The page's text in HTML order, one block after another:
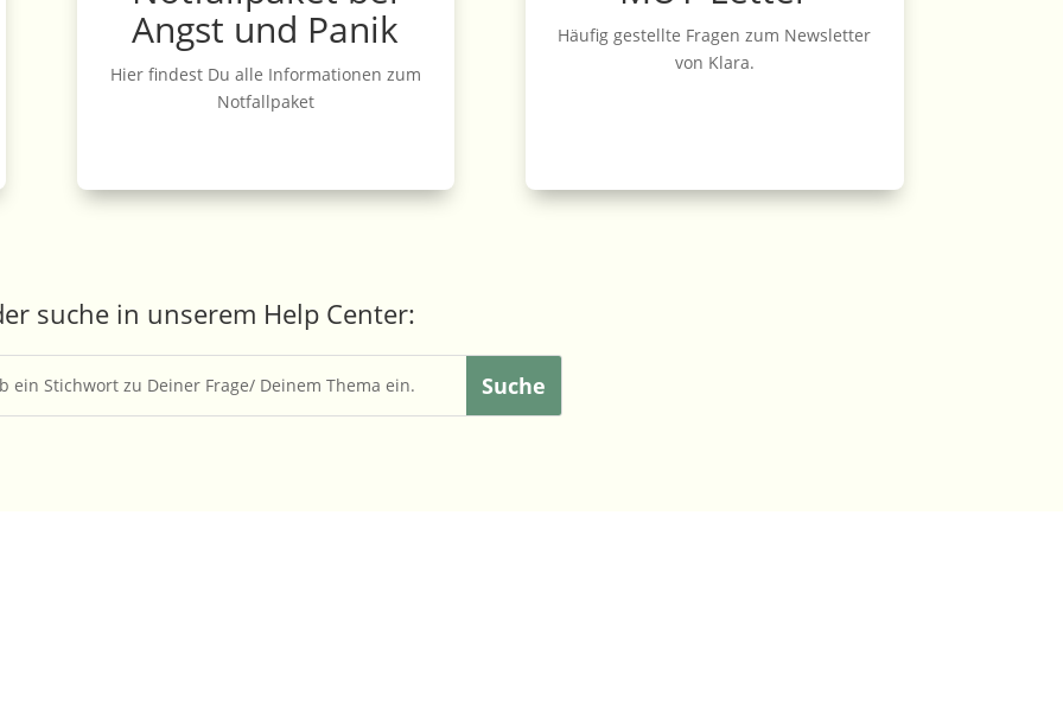
Angst und Panik
Hier findest Du alle Informationen zum
Notfallpaket
Häufig gestellte Fragen zum Newsletter
von Klara.
suche in unserem Help Center: